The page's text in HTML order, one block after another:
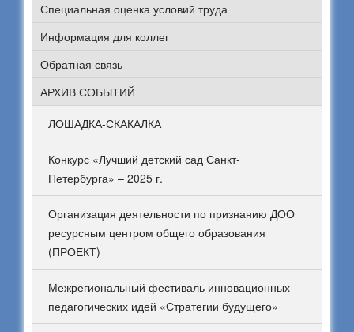
Специальная оценка условий труда
Информация для коллег
Обратная связь
АРХИВ СОБЫТИЙ
ЛОШАДКА-СКАКАЛКА
Конкурс «Лучший детский сад Санкт-
Петербурга» – 2025 г.
Организация деятельности по признанию ДОО
ресурсным центром общего образования
(ПРОЕКТ)
Межрегиональный фестиваль инновационных
педагогических идей «Стратегии будущего»